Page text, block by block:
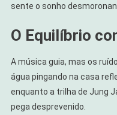
sente o sonho
O Equilíbrio
A música guia, mas os
água pingando na casa
enquanto a trilha de Jung
pega desprevenido.